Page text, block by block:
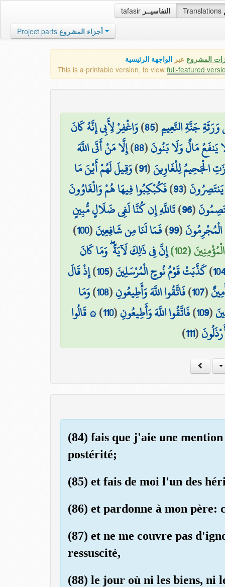
tafasir التفاسيــر Translations
Project parts أجزاء المشروع
المشروع عبر الواجهة الرئيسية
This is a printable version, to view full-featured
جَنَّةِ النَّعِيمِ(
85
)وَاغْفِرْ لِأَبِي إِنَّهُ كَانَ
يَنفَعُ مَالٌ وَلَا بَنُونَ(
88
)إِلَّا مَنْ أَتَى اللَّهَ
الْجَحِيمُ لِلْغَاوِينَ(
91
)وَقِيلَ لَهُمْ أَيْنَ مَا
(
93
)فَكُبْكِبُوا فِيهَا هُمْ وَالْغَاوُونَ
(
96
)تَاللَّهِ إِن كُنَّا لَفِي ضَلَالٍ مُّبِينٍ
الْمُجْرِمُونَ(
99
)فَمَا لَنَا مِن شَافِعِينَ(
100
)
(102)
إِنَّ فِي ذَٰلِكَ لَآيَةً ۖ وَمَا كَانَ
)كَذَّبَتْ قَوْمُ نُوحٍ الْمُرْسَلِينَ(
105
)إِذْ قَالَ
(
107
)فَاتَّقُوا اللَّهَ وَأَطِيعُونِ(
108
)وَمَا
(
109
)فَاتَّقُوا اللَّهَ وَأَطِيعُونِ(
110
)۞ قَالُوا
(
111
)
(84) fais que j'aie une
postérité;
(85) et fais de moi l'un des
(86) et pardonne à mon père:
(87) et ne me couvre pas
ressuscité,
(88) le jour où ni les biens, ni